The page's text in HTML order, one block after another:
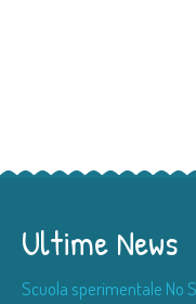
Ultime News
Scuola sperimentale No